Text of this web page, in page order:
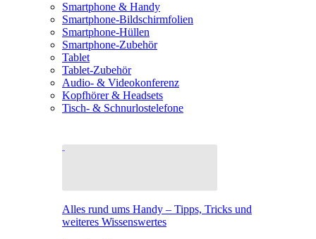
Smartphone & Handy
Smartphone-Bildschirmfolien
Smartphone-Hüllen
Smartphone-Zubehör
Tablet
Tablet-Zubehör
Audio- & Videokonferenz
Kopfhörer & Headsets
Tisch- & Schnurlostelefone
Alles rund ums Handy – Tipps, Tricks und
weiteres Wissenswertes